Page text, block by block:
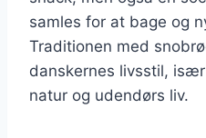
samles for at bage og
Traditionen med
danskernes livsstil,
natur og udendørs liv.